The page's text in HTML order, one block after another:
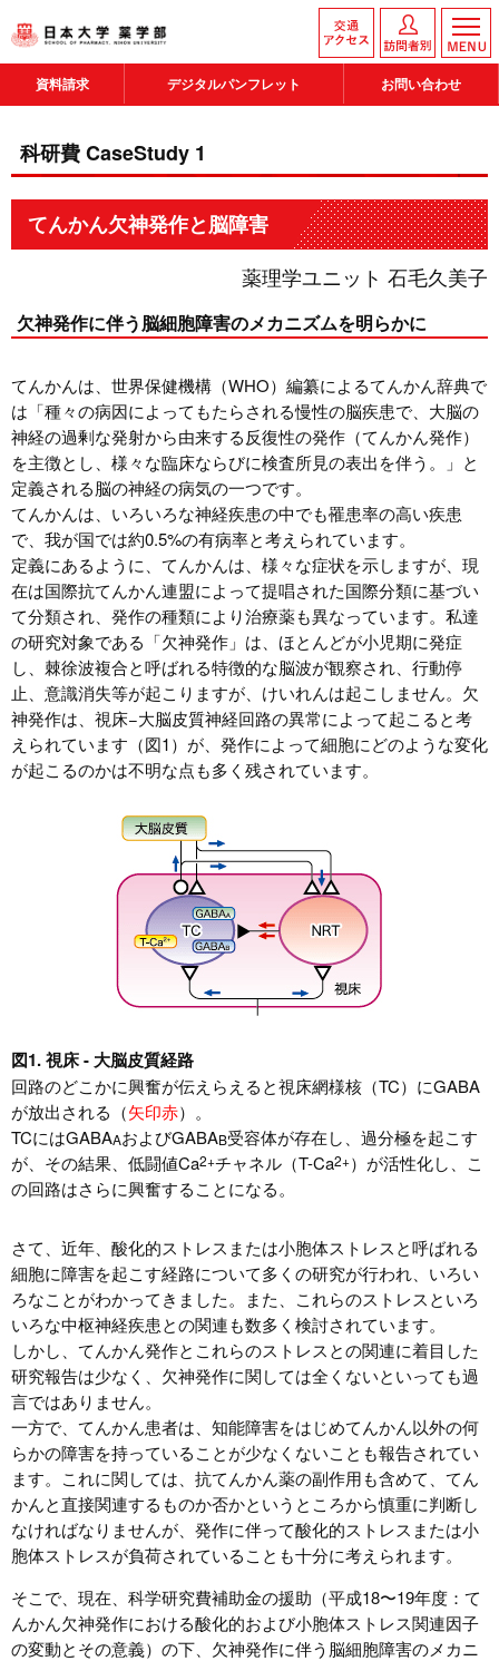
資料請求 デジタルパンフレット お問い合わせ
科研費 CaseStudy 1
てんかん欠神発作と脳障害
薬理学ユニット 石毛久美子
欠神発作に伴う脳細胞障害のメカニズムを明らかに
てんかんは、世界保健機構（WHO）編纂によるてんかん辞典で
は「種々の病因によってもたらされる慢性の脳疾患で、大脳の
神経の過剰な発射から由来する反復性の発作（てんかん発作）
を主徴とし、様々な臨床ならびに検査所見の表出を伴う。」と
定義される脳の神経の病気の一つです。
てんかんは、いろいろな神経疾患の中でも罹患率の高い疾患
で、我が国では約0.5%の有病率と考えられています。
定義にあるように、てんかんは、様々な症状を示しますが、現
在は国際抗てんかん連盟によって提唱された国際分類に基づい
て分類され、発作の種類により治療薬も異なっています。私達
の研究対象である「欠神発作」は、ほとんどが小児期に発症
し、棘徐波複合と呼ばれる特徴的な脳波が観察され、行動停
止、意識消失等が起こりますが、けいれんは起こしません。欠
神発作は、視床−大脳皮質神経回路の異常によって起こると考
えられています（図1）が、発作によって細胞にどのような変化
が起こるのかは不明な点も多く残されています。
図1. 視床 - 大脳皮質経路
回路のどこかに興奮が伝えらえると視床網様核（TC）にGABA
が放出される（矢印赤）。
TCにはGABAAおよびGABAB受容体が存在し、過分極を起こす
が、その結果、低闘値Ca2+チャネル（T-Ca2+）が活性化し、こ
の回路はさらに興奮することになる。
さて、近年、酸化的ストレスまたは小胞体ストレスと呼ばれる
細胞に障害を起こす経路について多くの研究が行われ、いろい
ろなことがわかってきました。また、これらのストレスといろ
いろな中枢神経疾患との関連も数多く検討されています。
しかし、てんかん発作とこれらのストレスとの関連に着目した
研究報告は少なく、欠神発作に関しては全くないといっても過
言ではありません。
一方で、てんかん患者は、知能障害をはじめてんかん以外の何
らかの障害を持っていることが少なくないことも報告されてい
ます。これに関しては、抗てんかん薬の副作用も含めて、てん
かんと直接関連するものか否かというところから慎重に判断し
なければなりませんが、発作に伴って酸化的ストレスまたは小
胞体ストレスが負荷されていることも十分に考えられます。
そこで、現在、科学研究費補助金の援助（平成18〜19年度：て
んかん欠神発作における酸化的および小胞体ストレス関連因子
の変動とその意義）の下、欠神発作に伴う脳細胞障害のメカニ